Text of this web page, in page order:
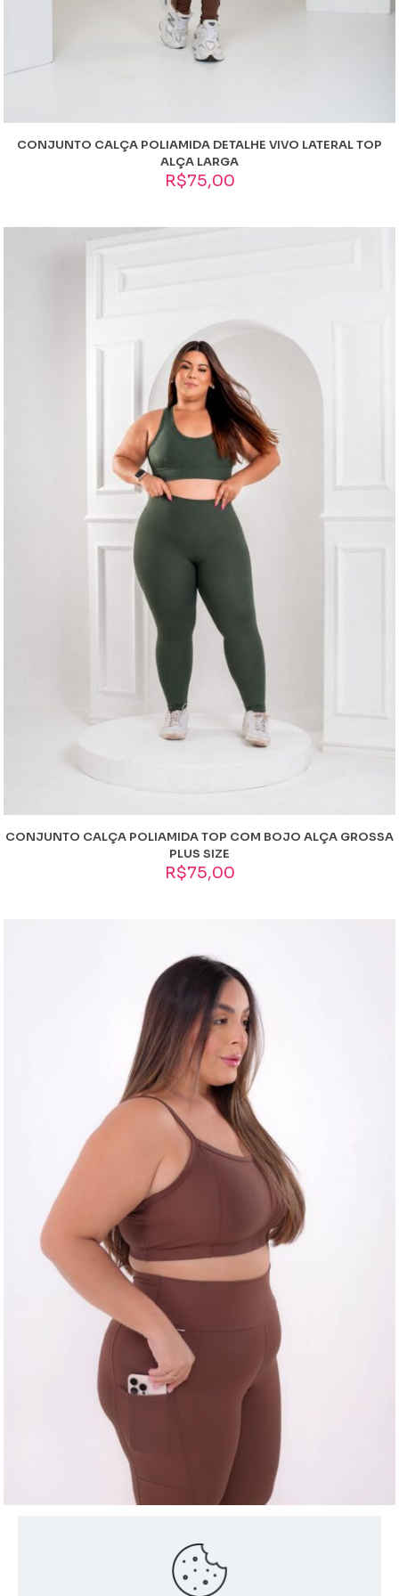
CONJUNTO CALÇA POLIAMIDA DETALHE VIVO LATERAL TOP
ALÇA LARGA
R$75,00
CONJUNTO CALÇA POLIAMIDA TOP COM BOJO ALÇA GROSSA
PLUS SIZE
R$75,00
ALÇA COM BOJO PLUS SIZE
R$80,00